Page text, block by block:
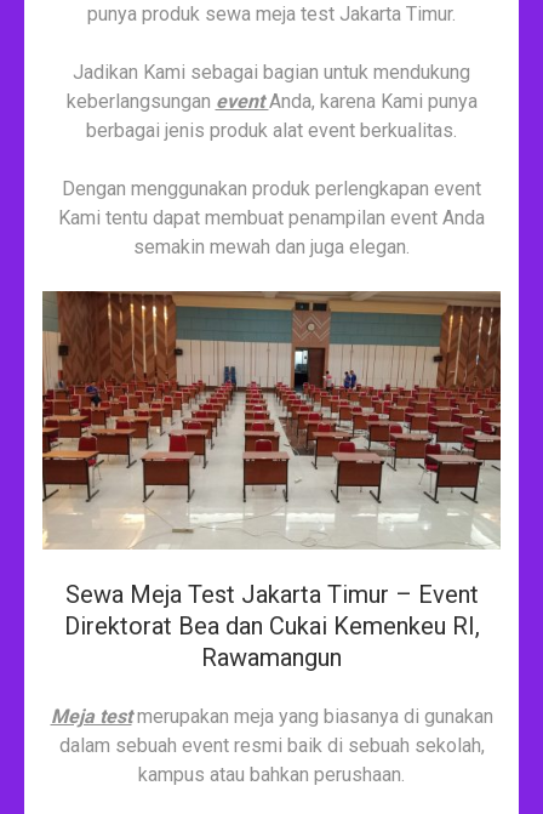
punya produk sewa meja test Jakarta Timur.
Jadikan Kami sebagai bagian untuk mendukung
keberlangsungan eventAnda, karena Kami punya
berbagai jenis produk alat event berkualitas.
Dengan menggunakan produk perlengkapan event
Kami tentu dapat membuat penampilan event Anda
semakin mewah dan juga elegan.
Sewa Meja Test Jakarta Timur – Event
Direktorat Bea dan Cukai Kemenkeu RI,
Rawamangun
Meja testmerupakan meja yang biasanya di gunakan
dalam sebuah event resmi baik di sebuah sekolah,
kampus atau bahkan perushaan.